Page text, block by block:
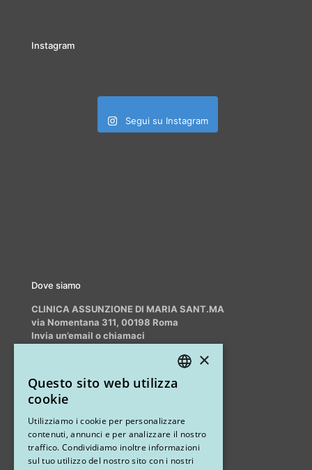
Instagram
Segui su Instagram
Dove siamo
CLINICA ASSUNZIONE DI MARIA SANT.MA
via Nomentana 311, 00198 Roma
Invia un’email o chiamaci
Altri studi
STUDIO MARIANETTI MED
via Sandro Pertini 26, 67051 Avezzano (AQ)
×
Questo sito web utilizza
cookie
Utilizziamo i cookie per personalizzare
contenuti, annunci e per analizzare il nostro
traffico. Condividiamo inoltre informazioni
sul tuo utilizzo del nostro sito con i nostri